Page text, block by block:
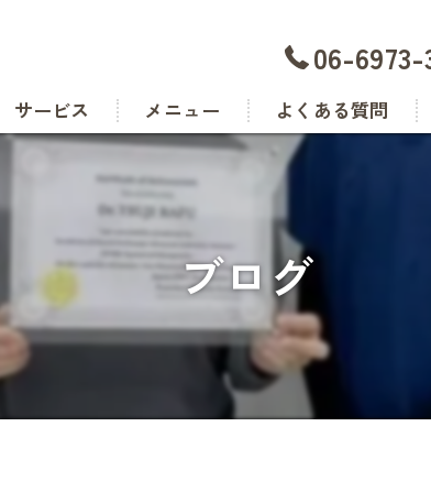
06-6973-
サービス メニュー よくある質問
ブログ